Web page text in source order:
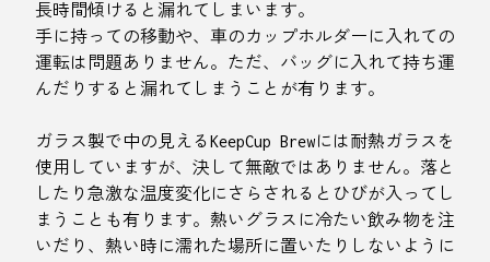
長時間傾けると漏れてしまいます。
手に持っての移動や、車のカップホルダーに入れての
運転は問題ありません。ただ、バッグに入れて持ち運
んだりすると漏れてしまうことが有ります。
ガラス製で中の見えるKeepCup Brewには耐熱ガラスを
使用していますが、決して無敵ではありません。落と
したり急激な温度変化にさらされるとひびが入ってし
まうことも有ります。熱いグラスに冷たい飲み物を注
いだり、熱い時に濡れた場所に置いたりしないように